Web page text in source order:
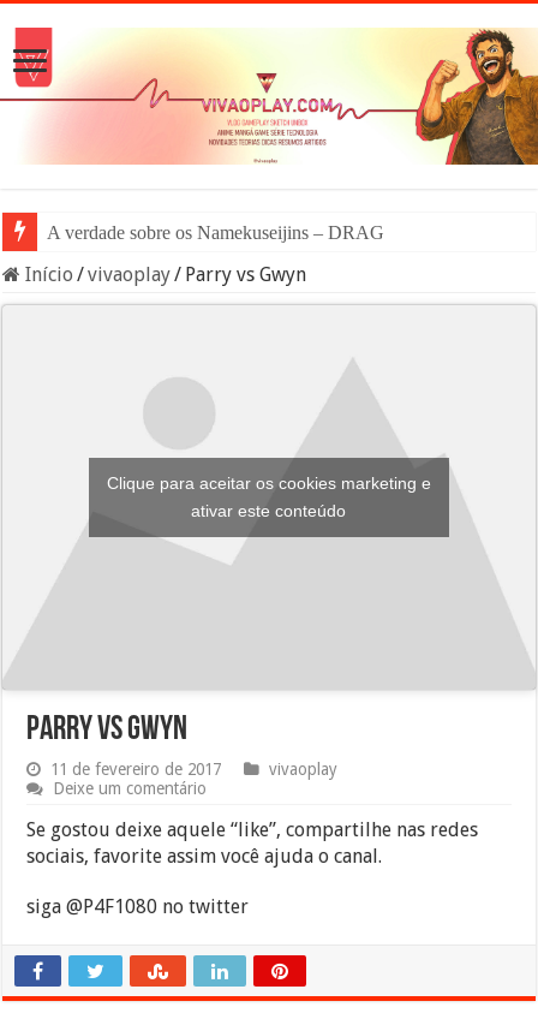
A verdade sobre os Namekuseijins – DRAGON BALL #New
Início /vivaoplay/ Parry vs Gwyn
Clique para aceitar os cookies marketing e
ativar este conteúdo
Parry vs Gwyn
11 de fevereiro de 2017
vivaoplay
Deixe um comentário
Se gostou deixe aquele “like”, compartilhe nas redes
sociais, favorite assim você ajuda o canal.
siga @P4F1080 no twitter